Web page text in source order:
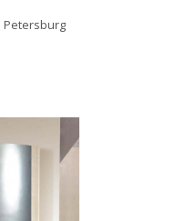
Petersburg